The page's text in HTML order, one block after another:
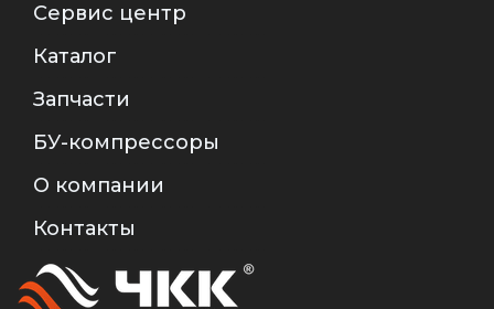
Сервис центр
Каталог
Запчасти
БУ-компрессоры
О компании
Контакты